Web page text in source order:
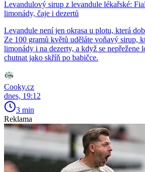
Levandulový sirup z levandule lékařské:
limonády, čaje i dezertů
Levandule není jen okrasa u plotu, která
Ze 100 gramů květů uděláte voňavý sirup,
limonády i na dezerty, a když se nepřežene
chutnat jako skříň po babičce.
Cooky.cz
dnes, 19:12
3 min
Reklama